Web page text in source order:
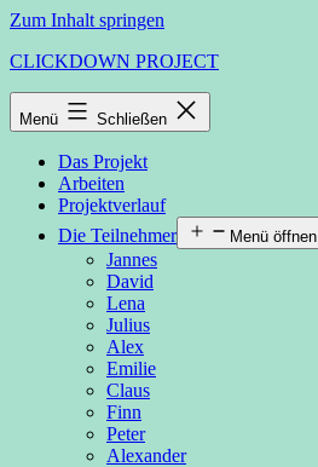
Zum Inhalt springen
CLICKDOWN PROJECT
Menü Schließen
Das Projekt
Arbeiten
Projektverlauf
Die Teilnehmer
Menü öffnen
Jannes
David
Lena
Julius
Alex
Emilie
Claus
Finn
Peter
Alexander